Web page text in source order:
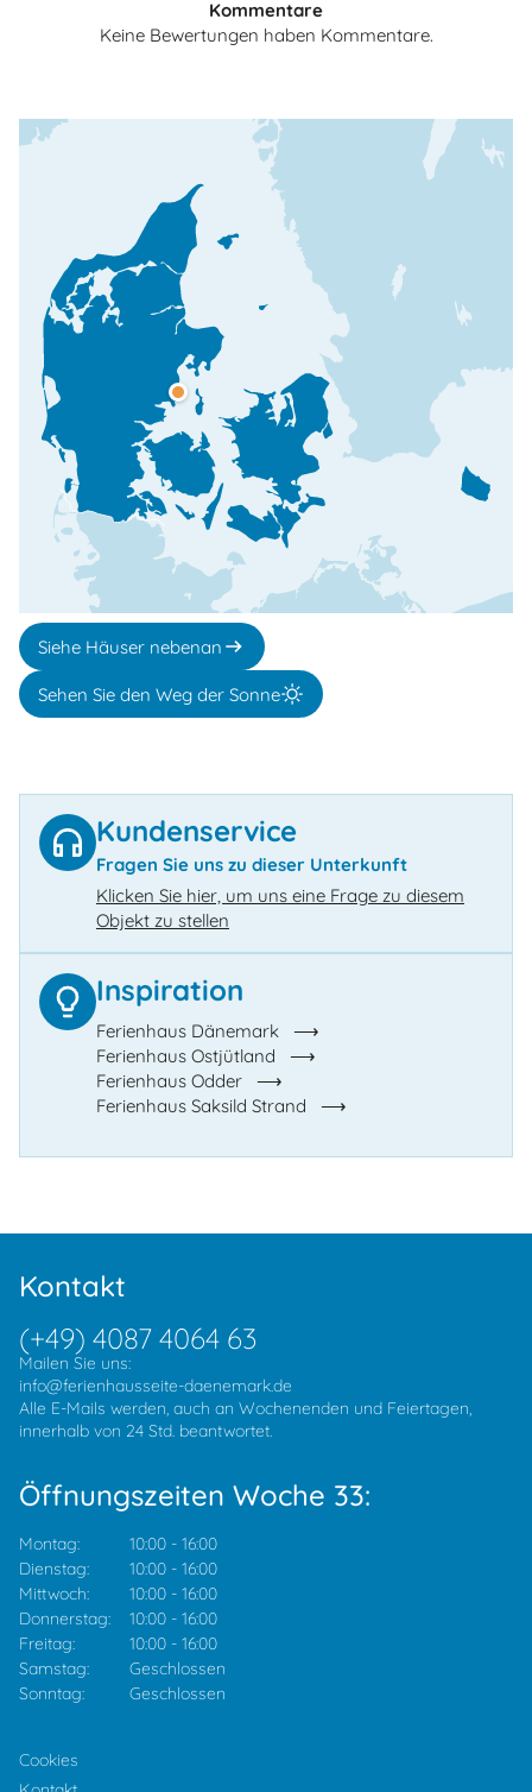
Kommentare
Keine Bewertungen haben Kommentare.
Siehe Häuser nebenan
Sehen Sie den Weg der Sonne
Kundenservice
Fragen Sie uns zu dieser Unterkunft
Klicken Sie hier, um uns eine Frage zu diesem
Objekt zu stellen
Inspiration
Ferienhaus Dänemark
Ferienhaus Ostjütland
Ferienhaus Odder
Ferienhaus Saksild Strand
Kontakt
(+49) 4087 4064 63
Mailen Sie uns:
info@ferienhausseite-daenemark.de
Alle E-Mails werden, auch an Wochenenden und Feiertagen,
innerhalb von 24 Std. beantwortet.
Öffnungszeiten Woche 33:
Montag: 10:00 - 16:00
Dienstag:
10:00 - 16:00
Mittwoch:
10:00 - 16:00
Donnerstag:
10:00 - 16:00
Freitag:
10:00 - 16:00
Samstag:
Geschlossen
Sonntag:
Geschlossen
Cookies